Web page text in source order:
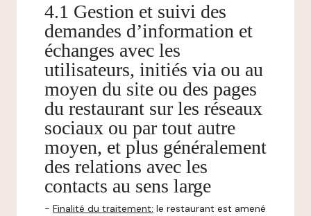
4.1 Gestion et suivi des
demandes d’information et
échanges avec les
utilisateurs, initiés via ou au
moyen du site ou des pages
du restaurant sur les réseaux
sociaux ou par tout autre
moyen, et plus généralement
des relations avec les
contacts au sens large
- Finalité du traitement: le restaurant est amené